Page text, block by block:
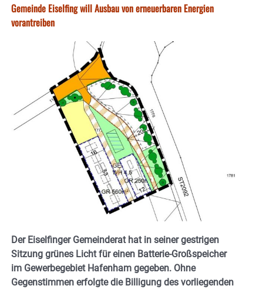
Gemeinde Eiselfing will Ausbau von erneuerbaren Energien
vorantreiben
Der Eiselfinger Gemeinderat hat in seiner gestrigen
Sitzung grünes Licht für einen Batterie-Großspeicher
im Gewerbegebiet Hafenham gegeben. Ohne
Gegenstimmen erfolgte die Billigung des vorliegenden